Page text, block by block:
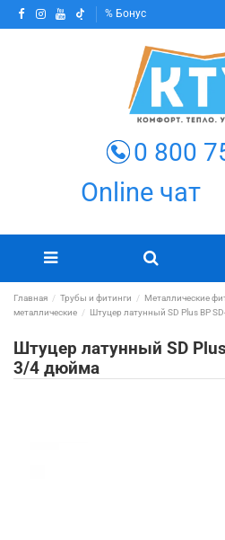
Бонус
0 800
Online чат
Главная Трубы и фитинги Металлические
металлические
Штуцер латунный SD Plus ВР
Штуцер латунный SD
3/4 дюйма